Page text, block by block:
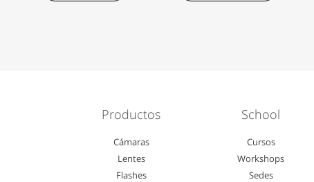
Productos
Cámaras
Lentes
Flashes
School
Cursos
Workshops
Sedes